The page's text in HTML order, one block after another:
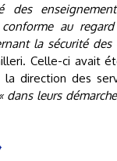
au
la sécurité
Celle-ci avait
direction des
« dans leurs